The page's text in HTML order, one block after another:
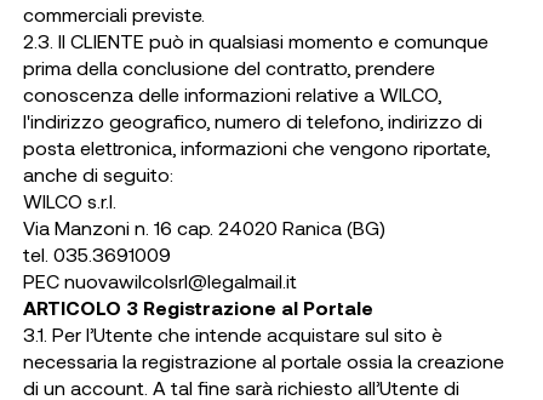
commerciali previste.
2.3. Il CLIENTE può in qualsiasi momento e comunque
prima della conclusione del contratto, prendere
conoscenza delle informazioni relative a WILCO,
l'indirizzo geografico, numero di telefono, indirizzo di
posta elettronica, informazioni che vengono riportate,
anche di seguito:
WILCO s.r.l.
Via Manzoni n. 16 cap. 24020 Ranica (BG)
tel. 035.3691009
PEC nuovawilcolsrl@legalmail.it
ARTICOLO 3 Registrazione al Portale
3.1. Per l’Utente che intende acquistare sul sito è
necessaria la registrazione al portale ossia la creazione
di un account. A tal fine sarà richiesto all’Utente di